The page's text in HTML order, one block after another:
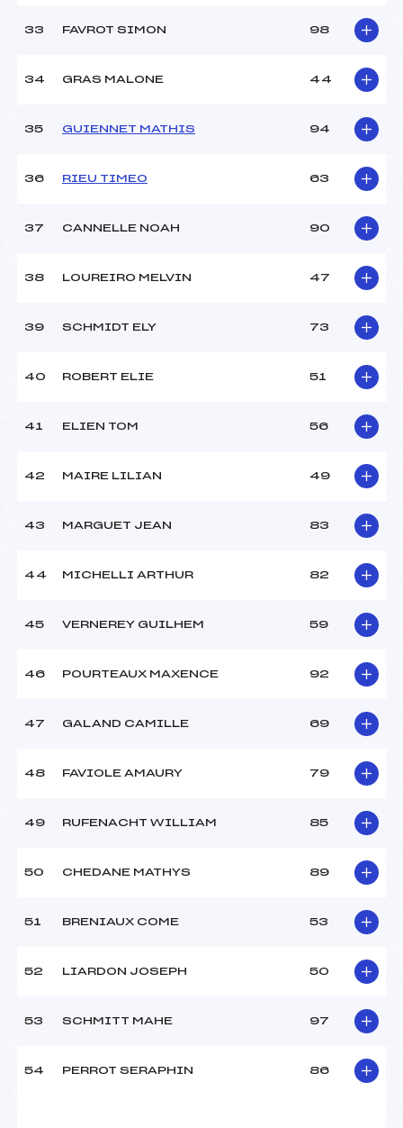
33 FAVROT SIMON 98
34 GRAS MALONE 44
35 GUIENNET MATHIS 94
36 RIEU TIMEO 63
37 CANNELLE NOAH 90
38 LOUREIRO MELVIN 47
39 SCHMIDT ELY 73
40 ROBERT ELIE 51
41 ELIEN TOM 56
42 MAIRE LILIAN 49
43 MARGUET JEAN 83
44 MICHELLI ARTHUR 82
45 VERNEREY GUILHEM 59
46 POURTEAUX MAXENCE 92
47 GALAND CAMILLE 69
48 FAVIOLE AMAURY 79
49 RUFENACHT WILLIAM 85
50 CHEDANE MATHYS 89
51 BRENIAUX COME 53
52 LIARDON JOSEPH 50
53 SCHMITT MAHE 97
54 PERROT SERAPHIN 86